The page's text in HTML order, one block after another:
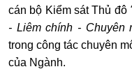
cán bộ Kiểm sát Thủ đô
- Liêm chính - Chuyên
trong công tác chuyên
của Ngành.